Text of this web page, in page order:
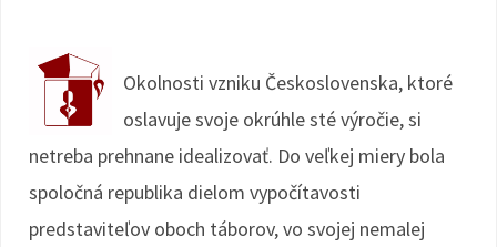
k
Okolnosti vzniku Československa, ktoré
oslavuje svoje okrúhle sté výročie, si
netreba prehnane idealizovať. Do veľkej miery bola
spoločná republika dielom vypočítavosti
predstaviteľov oboch táborov, vo svojej nemalej